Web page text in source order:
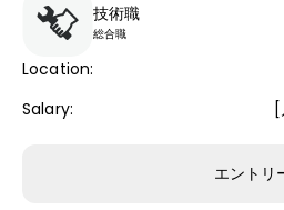
技術職
総合職
Location:
Salary:
エントリ